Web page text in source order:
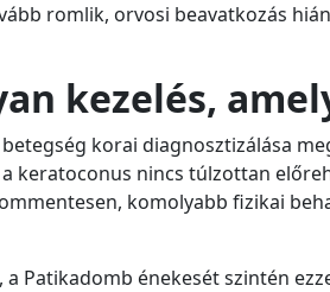
romlik, orvosi beavatkozás
kezelés,
korai diagnosztizálása
keratoconus nincs túlzottan
komolyabb fizikai
a Patikadomb énekesét szintén